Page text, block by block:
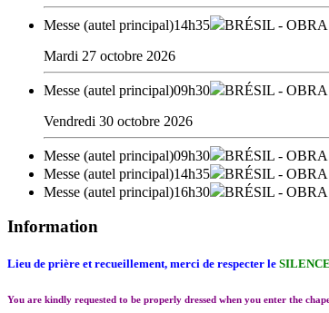
Messe (autel principal)14h35 BRÉSIL -
Mardi 27 octobre 2026
Messe (autel principal)09h30 BRÉSIL -
Vendredi 30 octobre 2026
Messe (autel principal)09h30 BRÉSIL -
Messe (autel principal)14h35 BRÉSIL -
Messe (autel principal)16h30 BRÉSIL -
Information
Lieu de prière et recueillement, merci de respecter le
You are kindly requested to be properly dressed when you enter the